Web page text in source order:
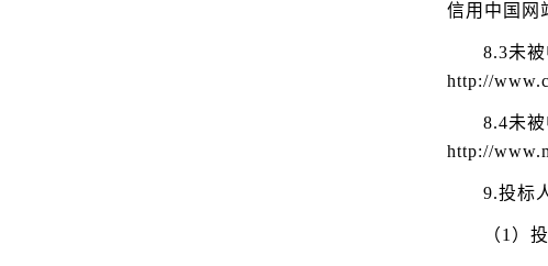
信用中国网
8.3未
http://
8.4未
http://
9.投标
（1）